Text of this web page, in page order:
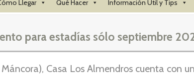
Llegar Qué Hacer Información Útil y Tips
para estadías sólo septiembre
Casa Los Almendros cuenta con